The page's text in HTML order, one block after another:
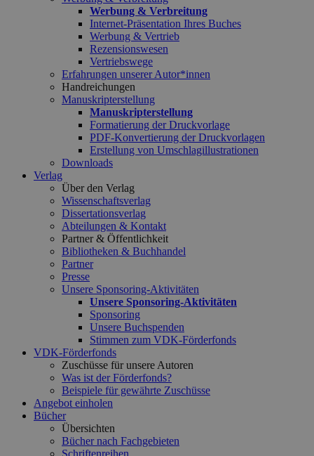
Werbung & Verbreitung
Internet-Präsentation Ihres Buches
Werbung & Vertrieb
Rezensionswesen
Vertriebswege
Erfahrungen unserer Autor*innen
Handreichungen
Manuskripterstellung
Manuskripterstellung
Formatierung der Druckvorlage
PDF-Konvertierung der Druckvorlagen
Erstellung von Umschlagillustrationen
Downloads
Verlag
Über den Verlag
Wissenschaftsverlag
Dissertationsverlag
Abteilungen & Kontakt
Partner & Öffentlichkeit
Bibliotheken & Buchhandel
Partner
Presse
Unsere Sponsoring-Aktivitäten
Unsere Sponsoring-Aktivitäten
Sponsoring
Unsere Buchspenden
Stimmen zum VDK-Förderfonds
VDK-Förderfonds
Zuschüsse für unsere Autoren
Was ist der Förderfonds?
Beispiele für gewährte Zuschüsse
Angebot einholen
Bücher
Übersichten
Bücher nach Fachgebieten
Schriftenreihen